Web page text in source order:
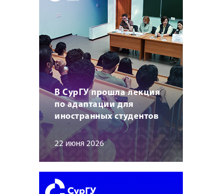
В СурГУ прошла лекция
по адаптации для
иностранных студентов
22 июня 2026